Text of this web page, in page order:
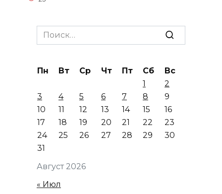
Search
for:
Август 2026
Пн Вт Ср Чт Пт Сб
Вс
1
2
3
4 5 6 7 8
9
10
11 12 13 14 15
16
17
18 19 20 21 22
23
24
25 26 27 28 29
30
31
« Июл